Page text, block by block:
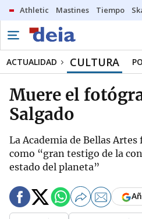
Athletic Mastines Tiempo
ACTUALIDAD CULTURA
Muere el
Salgado
La Academia de Bellas
como “gran testigo de la
estado del planeta”